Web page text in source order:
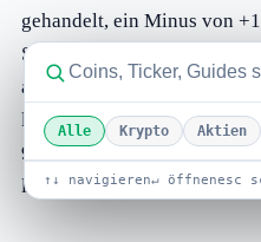
Alle Krypto Aktien
↑↓ navigieren↵ öffnenesc
gehandelt, ein Minus von
Stunden. Es liegt auf Platz
aktuell $65.30B, mit
letzten 24 Stunden. Der
99.99B XRP von maximal
lag bei $3.84 im Jan 2018